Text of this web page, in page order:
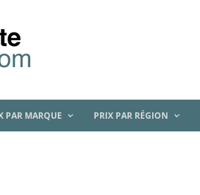
PAR MARQUE PRIX PAR RÉGION